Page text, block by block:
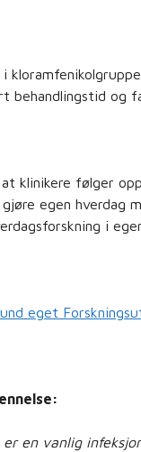
behandlingstid og
klinikere følger
egen hverdag
i
eget
en vanlig